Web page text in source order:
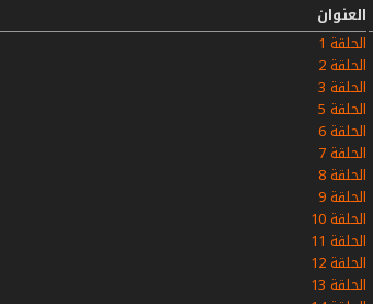
العنوان
الحلقة 1
الحلقة 2
الحلقة 3
الحلقة 5
الحلقة 6
الحلقة 7
الحلقة 8
الحلقة 9
الحلقة 10
الحلقة 11
الحلقة 12
الحلقة 13